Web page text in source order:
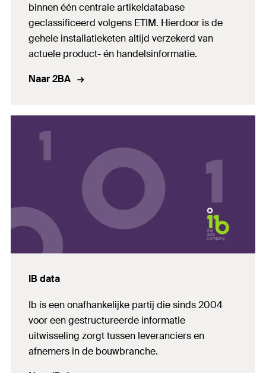
binnen één centrale artikeldatabase
geclassificeerd volgens ETIM. Hierdoor is de
gehele installatieketen altijd verzekerd van
actuele product- én handelsinformatie.
Naar 2BA
IB data
Ib is een onafhankelijke partij die sinds 2004
voor een gestructureerde informatie
uitwisseling zorgt tussen leveranciers en
afnemers in de bouwbranche.